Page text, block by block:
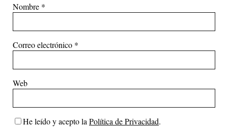
Nombre *
Correo electrónico *
Web
He leído y acepto la Política de Privacidad.